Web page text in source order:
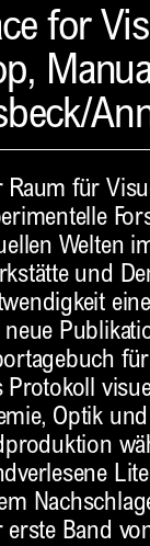
for
Raum für
Welten
und
neue
Protokoll
Optik
erste Band